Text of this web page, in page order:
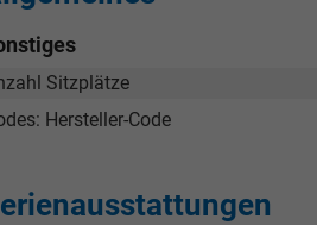
Sitzplätze
Hersteller-Code